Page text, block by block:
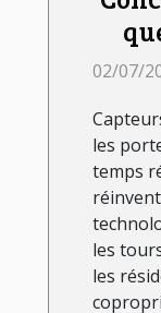
02/07/
les
temps
les
les